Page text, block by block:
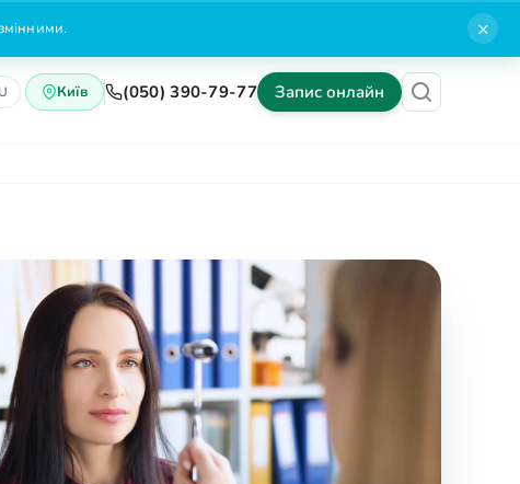
×
Київ (050) 390-79-77 Запис онлайн